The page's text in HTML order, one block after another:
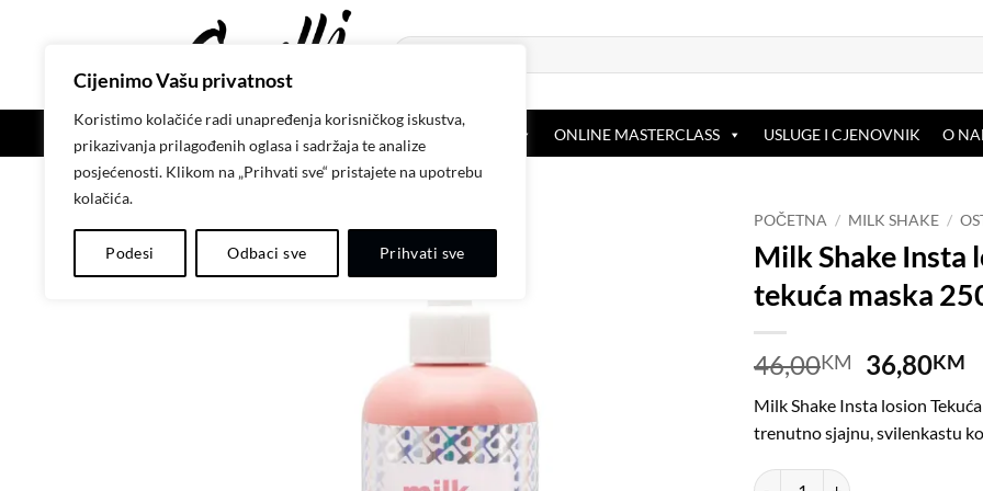
Cijenimo Vašu privatnost
Koristimo kolačiće radi unapređenja korisničkog iskustva,
prikazivanja prilagođenih oglasa i sadržaja te analize
posjećenosti. Klikom na „Prihvati sve“ pristajete na upotrebu
kolačića.
Podesi Odbaci sve Prihvati sve
Pretraži:
ONLINE MASTERCLASS USLUGE I CJENOVNIK O
-20%
POČETNA / MILK SHAKE /
Milk Shake Insta
tekuća maska
46,00KM
Original
price
was:
46,00KM.
36,80KM
Milk Shake Insta losion
trenutno sjajnu, svilenkastu
Milk Shake Insta losion- tekuća